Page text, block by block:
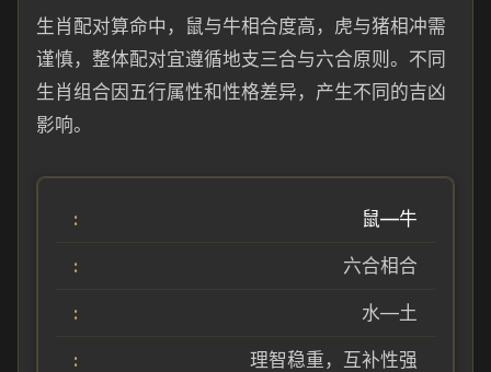
生肖配对算命中，鼠与牛相合度高，虎与猪相冲需
谨慎，整体配对宜遵循地支三合与六合原则。不同
生肖组合因五行属性和性格差异，产生不同的吉凶
影响。
鼠—牛
六合相合
水—土
理智稳重，互补性强